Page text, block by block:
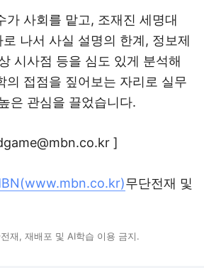
가 사회를 맡고, 조재진 세명대
나서 사실 설명의 한계, 정보제
시사점 등을 심도 있게 분석해
의 접점을 짚어보는 자리로 실무
은 관심을 끌었습니다.
]
무단전재 및
재, 재배포 및 AI학습 이용 금지.